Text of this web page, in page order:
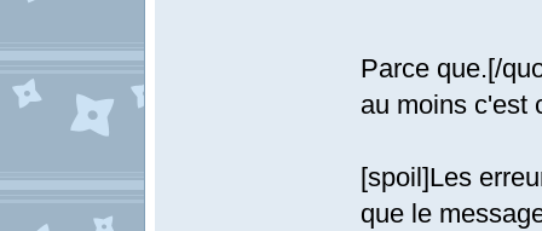
Parce que.[/
au moins c'est
[spoil]Les
que le